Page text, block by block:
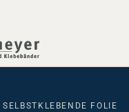
SELBSTKLEBENDE FOLIE